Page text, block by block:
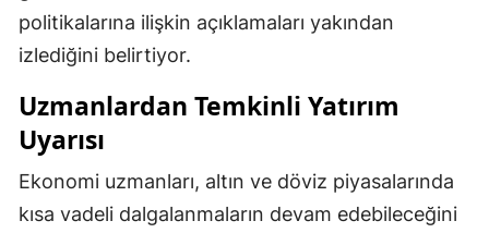
politikalarına ilişkin açıklamaları yakından
izlediğini belirtiyor.
Uzmanlardan Temkinli Yatırım
Uyarısı
Ekonomi uzmanları, altın ve döviz piyasalarında
kısa vadeli dalgalanmaların devam edebileceğini